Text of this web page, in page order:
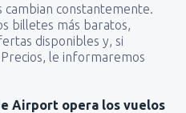
constantemente.
billetes más baratos,
disponibles y, si
le informaremos
Airport opera los vuelos